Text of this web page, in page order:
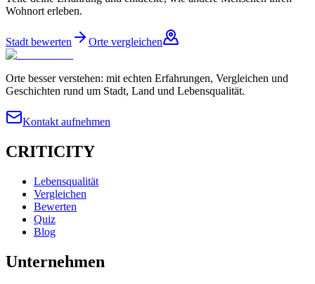
Wohnort erleben.
Stadt bewerten Orte vergleichen
Orte besser verstehen: mit echten Erfahrungen, Vergleichen und
Geschichten rund um Stadt, Land und Lebensqualität.
Kontakt aufnehmen
CRITICITY
Lebensqualität
Vergleichen
Bewerten
Quiz
Blog
Unternehmen